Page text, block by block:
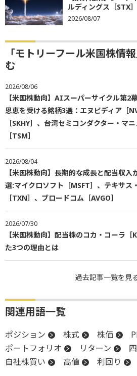
ルディングス［STX
2026/08/07
「モトリーフール米国株情
む
2026/08/06
【米国株動向】AIスーパーサイクル第2
恩恵を受ける銘柄3選：エヌビディア［
［SKHY］、台湾セミコンダクター・マ
［TSM］
2026/08/04
【米国株動向】長期的な成長と配当収
選:マイクロソフト［MSFT］、テキサス
［TXN］、ブロードコム［AVGO］
2026/07/30
【米国株動向】配当株のコカ・コーラ
た3つの理由とは
過去記事一覧を見
関連用語一覧
ポジション 株式 株価
ポートフォリオ
リターン
自社株買い
高値 利回り